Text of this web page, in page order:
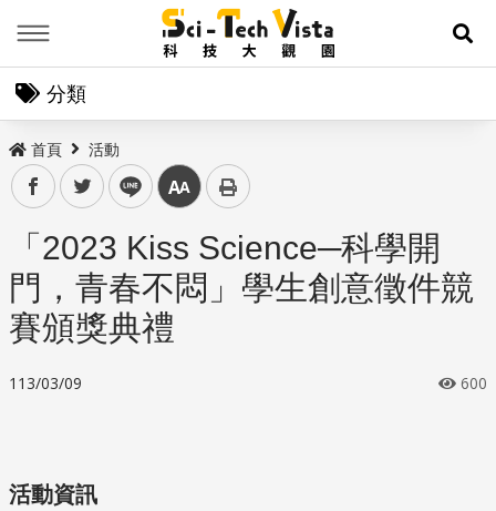
展
分類
首頁 活動
facebooktwitter line 中
「2023 Kiss Science─科學開
門，青春不悶」學生創意徵件競
賽頒獎典禮
113/03/09 600
活動資訊